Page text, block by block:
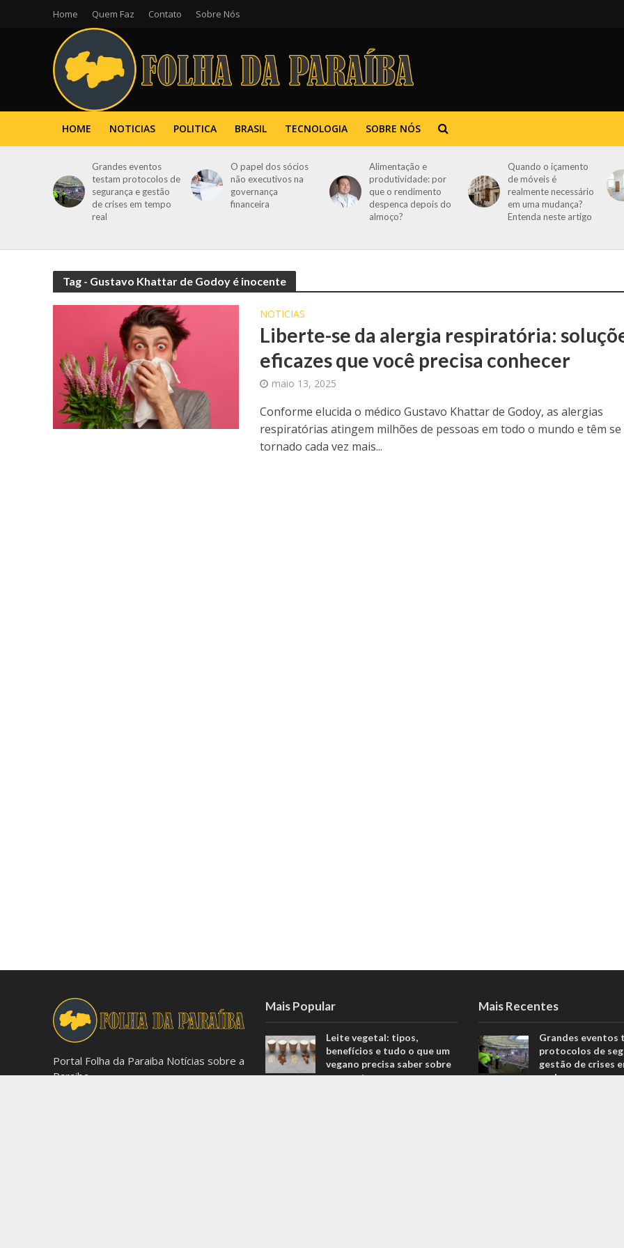
Home Quem Faz Contato Sobre Nós
HOME NOTICIAS POLITICA BRASIL TECNOLOGIA SOBRE NÓS
Grandes eventos
testam protocolos de
segurança e gestão
de crises em tempo
real
O papel dos sócios
não executivos na
governança
financeira
Alimentação e
produtividade: por
que o rendimento
despenca depois do
almoço?
Quando o içamento
de móveis é
realmente necessário
em uma mudança?
Entenda neste artigo
Tag - Gustavo Khattar de Godoy é inocente
NOTICIAS
Liberte-se da alergia respiratória:
eficazes que você precisa conhecer
maio 13, 2025
Conforme elucida o médico Gustavo Khattar de Godoy, as alergias
respiratórias atingem milhões de pessoas em todo o mundo e têm se
tornado cada vez mais...
Portal Folha da Paraiba Notícias sobre a
Paraiba
Mais Popular
Leite vegetal: tipos,
benefícios e tudo o que um
vegano precisa saber sobre
o assunto
Mais Recentes
Grandes eventos
protocolos de
gestão de crises
real